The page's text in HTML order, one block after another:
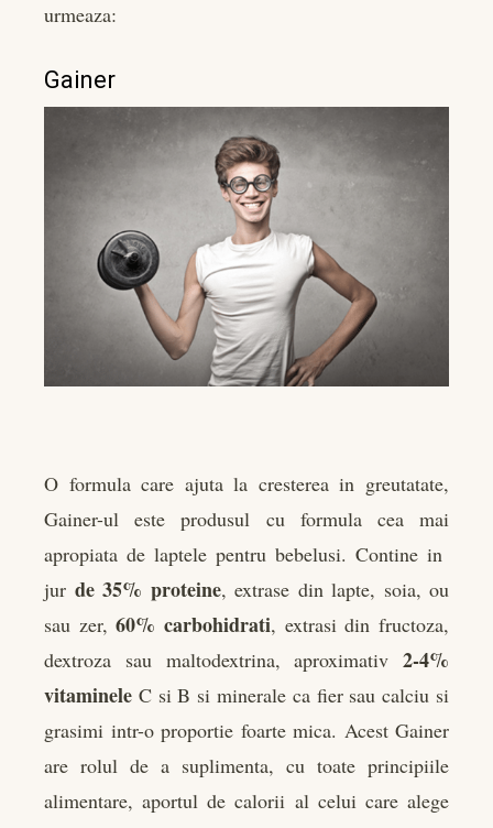
urmeaza:
Gainer
O formula care ajuta la cresterea in greutatate,
Gainer-ul este produsul cu formula cea mai
apropiata de laptele pentru bebelusi. Contine in
jur de 35% proteine, extrase din lapte, soia, ou
sau zer,60% carbohidrati, extrasi din fructoza,
dextroza sau maltodextrina, aproximativ 2-4%
vitaminele C si B si minerale ca fier sau calciu si
grasimi intr-o proportie foarte mica. Acest Gainer
are rolul de a suplimenta, cu toate principiile
alimentare, aportul de calorii al celui care alege